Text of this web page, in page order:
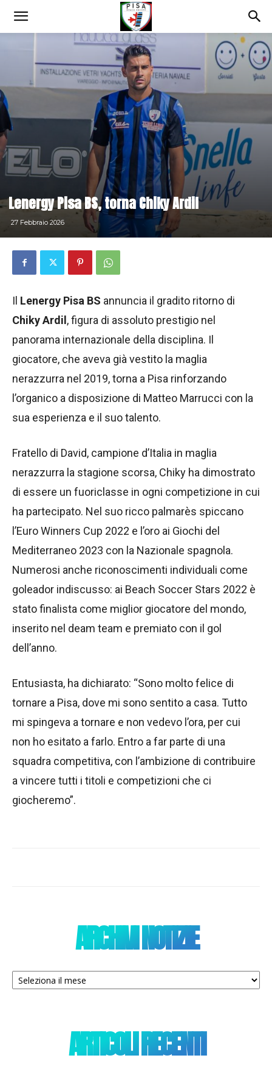
Lenergy Pisa BS, torna Chiky Ardil
27 Febbraio 2026
Il Lenergy Pisa BS annuncia il gradito ritorno di
Chiky Ardil , figura di assoluto prestigio nel
panorama internazionale della disciplina. Il
giocatore, che aveva già vestito la maglia
nerazzurra nel 2019, torna a Pisa rinforzando
l’organico a disposizione di Matteo Marrucci con la
sua esperienza e il suo talento.
Fratello di David, campione d’Italia in maglia
nerazzurra la stagione scorsa, Chiky ha dimostrato
di essere un fuoriclasse in ogni competizione in cui
ha partecipato. Nel suo ricco palmarès spiccano
l’Euro Winners Cup 2022 e l’oro ai Giochi del
Mediterraneo 2023 con la Nazionale spagnola.
Numerosi anche riconoscimenti individuali come
goleador indiscusso: ai Beach Soccer Stars 2022 è
stato finalista come miglior giocatore del mondo,
inserito nel deam team e premiato con il gol
dell’anno.
Entusiasta, ha dichiarato: “Sono molto felice di
tornare a Pisa, dove mi sono sentito a casa. Tutto
mi spingeva a tornare e non vedevo l’ora, per cui
non ho esitato a farlo. Entro a far parte di una
squadra competitiva, con l’ambizione di contribuire
a vincere tutti i titoli e competizioni che ci
giocheremo”.
ARCHIVI NOTIZIE
Archivi
notizie
ARTICOLI RECENTI